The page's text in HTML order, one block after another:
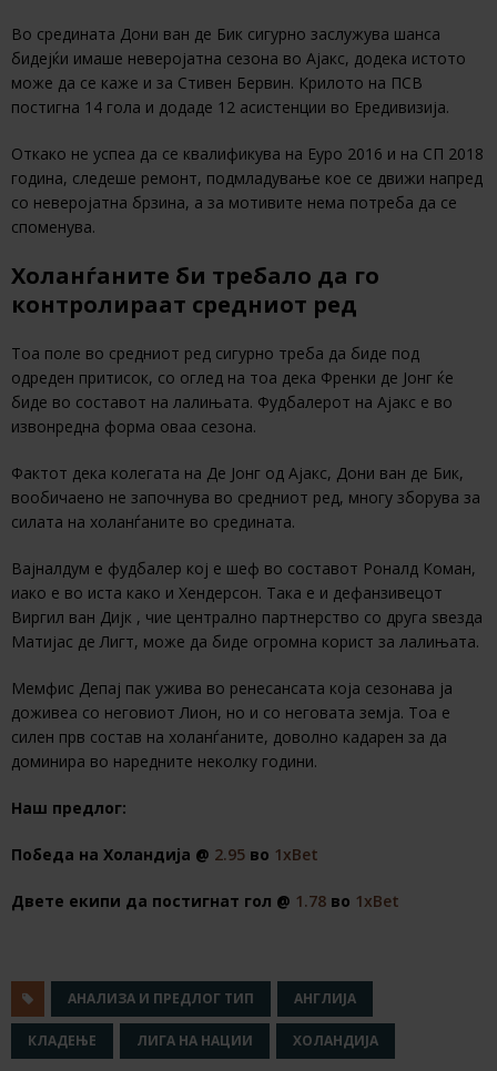
Во средината Дони ван де Бик сигурно заслужува шанса
бидејќи имаше неверојатна сезона во Ајакс, додека истото
може да се каже и за Стивен Бервин. Крилото на ПСВ
постигна 14 гола и додаде 12 асистенции во Ередивизија.
Откако не успеа да се квалификува на Еуро 2016 и на СП 2018
година, следеше ремонт, подмладување кое се движи напред
со неверојатна брзина, а за мотивите нема потреба да се
споменува.
Холанѓаните би требало да го
контролираат средниот ред
Тоа поле во средниот ред сигурно треба да биде под
одреден притисок, со оглед на тоа дека Френки де Јонг ќе
биде во составот на лалињата. Фудбалерот на Ајакс е во
извонредна форма оваа сезона.
Фактот дека колегата на Де Јонг од Ајакс, Дони ван де Бик,
вообичаено не започнува во средниот ред, многу зборува за
силата на холанѓаните во средината.
Вајналдум е фудбалер кој е шеф во составот Роналд Коман,
иако е во иста како и Хендерсон. Така е и дефанзивецот
Виргил ван Дијк , чие централно партнерство со друга ѕвезда
Матијас де Лигт, може да биде огромна корист за лалињата.
Мемфис Депај пак ужива во ренесансата која сезонава ја
доживеа со неговиот Лион, но и со неговата земја. Тоа е
силен прв состав на холанѓаните, доволно кадарен за да
доминира во наредните неколку години.
Наш предлог:
Победа на Холандија @ 2.95 во 1хBet
Двете екипи да постигнат гол @ 1.78 во 1хBet
АНАЛИЗА И ПРЕДЛОГ ТИП АНГЛИЈА
КЛАДЕЊЕ ЛИГА НА НАЦИИ ХОЛАНДИЈА